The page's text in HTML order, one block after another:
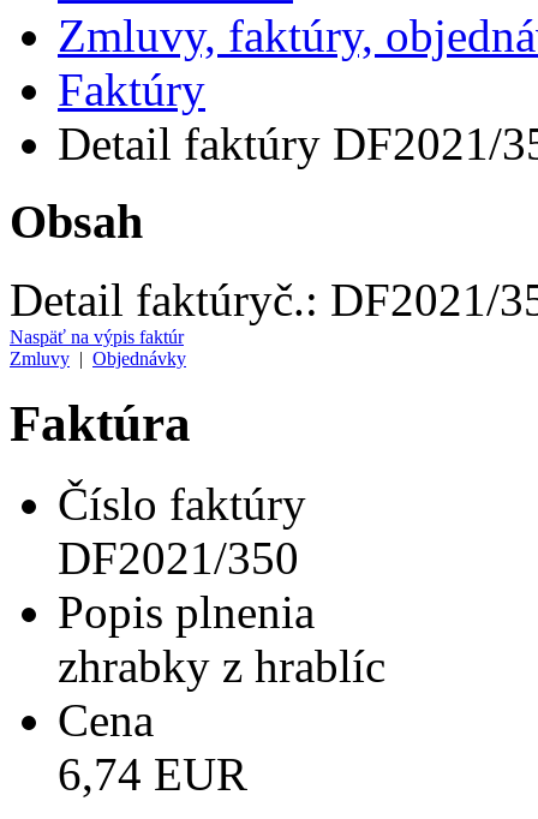
Zmluvy, faktúry,
Faktúry
Detail faktúry DF2021/
Obsah
Detail faktúryč.: DF2021/
Naspäť na výpis faktúr
Zmluvy | Objednávky
Faktúra
Číslo faktúry
DF2021/350
Popis plnenia
zhrabky z hrablíc
Cena
6,74 EUR